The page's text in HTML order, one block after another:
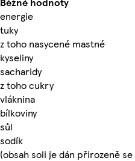
energie
tuky
z toho nasycené mastné
kyseliny
sacharidy
z toho cukry
vláknina
bílkoviny
sůl
sodík
(obsah soli je dán přirozeně se